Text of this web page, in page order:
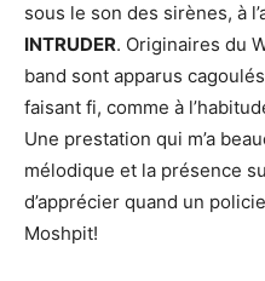
sous le son des sirènes, à
INTRUDER. Originaires du
band sont apparus
faisant fi, comme à
Une prestation qui m’a
mélodique et la présence
d’apprécier quand un
Moshpit!